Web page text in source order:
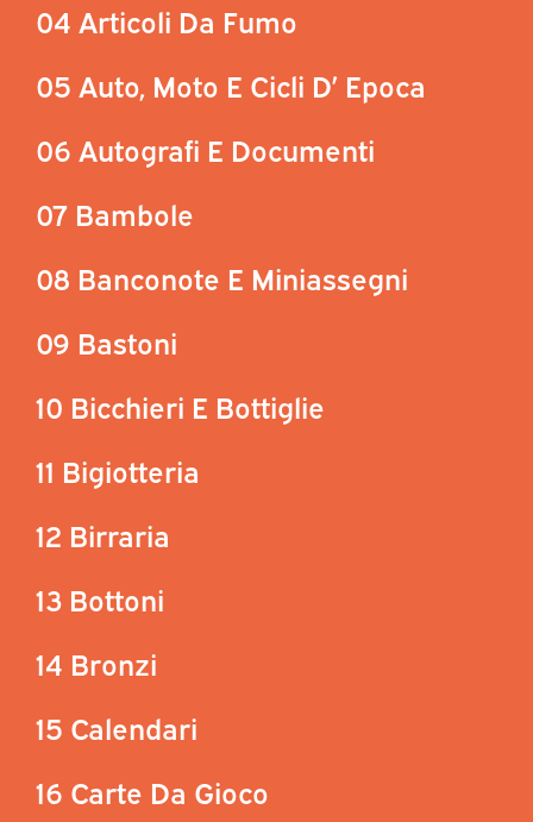
04 Articoli Da Fumo
05 Auto, Moto E Cicli D’ Epoca
06 Autografi E Documenti
07 Bambole
08 Banconote E Miniassegni
09 Bastoni
10 Bicchieri E Bottiglie
11 Bigiotteria
12 Birraria
13 Bottoni
14 Bronzi
15 Calendari
16 Carte Da Gioco